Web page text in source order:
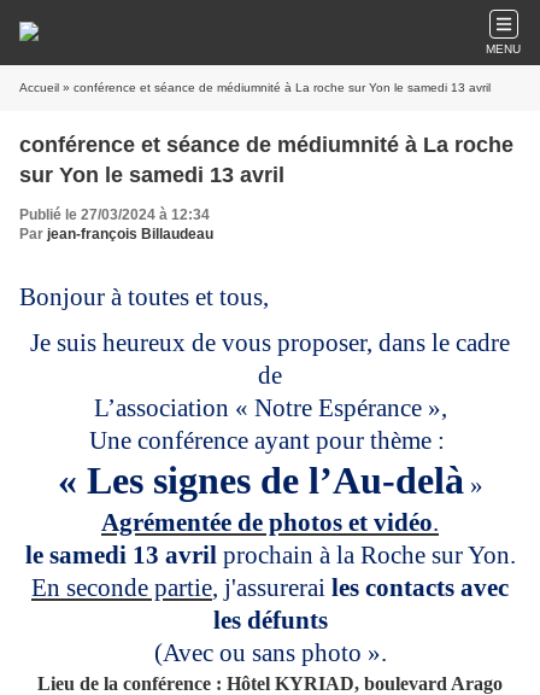
MENU
Accueil » conférence et séance de médiumnité à La roche sur Yon le samedi 13 avril
conférence et séance de médiumnité à La roche
sur Yon le samedi 13 avril
Publié le 27/03/2024 à 12:34
Par jean-françois Billaudeau
Bonjour à toutes et tous,
Je suis heureux de vous proposer, dans le cadre
de
L’association « Notre Espérance »,
Une conférence ayant pour thème :
« Les signes de l’Au-delà»
Agrémentée de photos et vidéo.
le samedi 13 avrilprochain à la Roche sur Yon.
En seconde partie, j'assurerai les contacts avec
les défunts
(Avec ou sans photo ».
Lieu de la conférence : Hôtel KYRIAD, boulevard Arago